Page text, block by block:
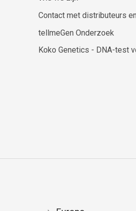
Contact met distributeurs
tellmeGen Onderzoek
Koko Genetics - DNA-test